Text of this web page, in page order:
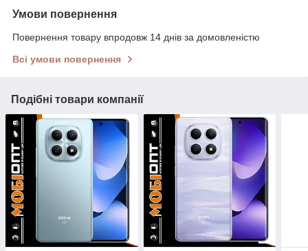
Умови повернення
Повернення товару впродовж 14 днів за домовленістю
Всі умови повернення
Подібні товари компанії